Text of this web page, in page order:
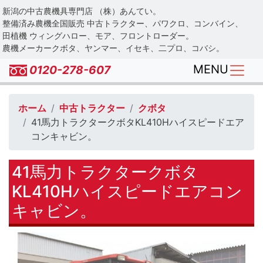
Skip
to
main
content
新潟の中古農機具専門店 （株）あんてい。
整備済み農機全国販売 中古トラクター、パワクロ、コンバイン、
田植機 ウィングハロー、モア、フロントローダー。
農機メーカークボタ、ヤンマー、イセキ、二プロ、コバシ。
0120-278-607 MENU
ホーム 中古トラクター
クボタ
41馬力トラクタークボタKL410Hハイスピードエア
コンキャビン。
41馬力トラクタークボタ
KL410Hハイスピードエアコン
キャビン。